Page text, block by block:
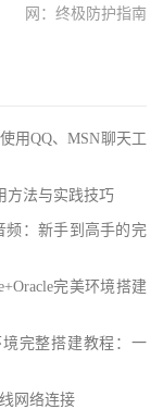
网：终极防护指南
用QQ、MSN聊天工
方法与实践技巧
频：新手到高手的完
完美环境搭建
境完整搭建教程：一
网络连接